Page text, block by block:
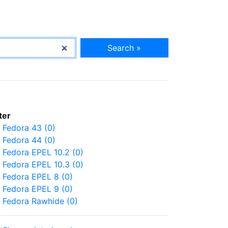
Search »
Fedora 43 (0)
Fedora 44 (0)
Fedora EPEL 10.2 (0)
Fedora EPEL 10.3 (0)
Fedora EPEL 8 (0)
Fedora EPEL 9 (0)
Fedora Rawhide (0)